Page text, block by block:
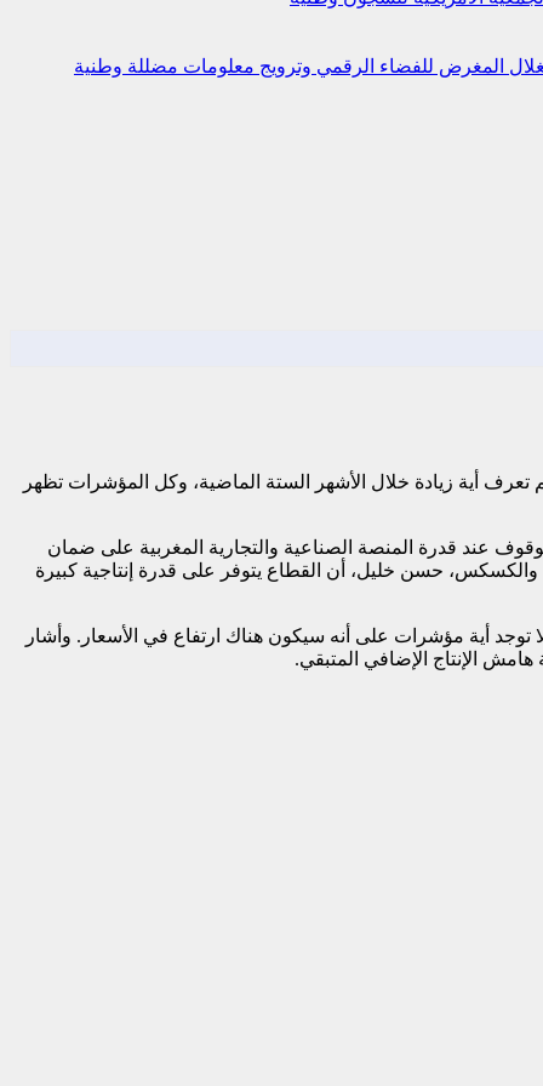
المغرض للفضاء الرقمي وترويج معلومات مضللة وطنية
أية زيادة خلال الأشهر الستة الماضية، وكل المؤشرات تظهر
عند قدرة المنصة الصناعية والتجارية المغربية على ضمان
والكسكس، حسن خليل، أن القطاع يتوفر على قدرة إنتاجية كبيرة
أية مؤشرات على أنه سيكون هناك ارتفاع في الأسعار. وأشار